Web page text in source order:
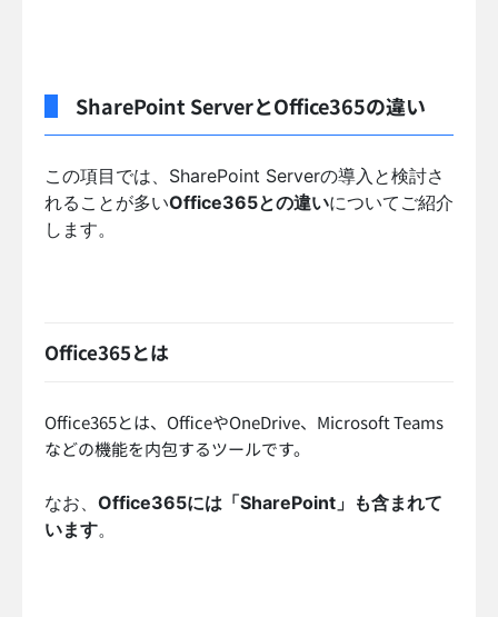
SharePoint ServerとOffice365の違い
この項目では、SharePoint Serverの導入と検討さ
れることが多いOffice365との違いについてご紹介
します。
Office365とは
Office365とは、OfficeやOneDrive、Microsoft Teams
などの機能を内包するツールです。
なお、 Office365には「SharePoint」も含まれて
います。